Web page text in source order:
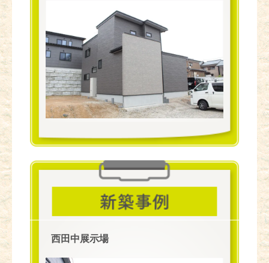
西田中展示場